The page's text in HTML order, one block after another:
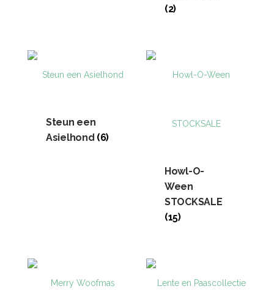
(2)
Steun een
Asielhond (6)
Howl-O-
Ween
STOCKSALE
(15)